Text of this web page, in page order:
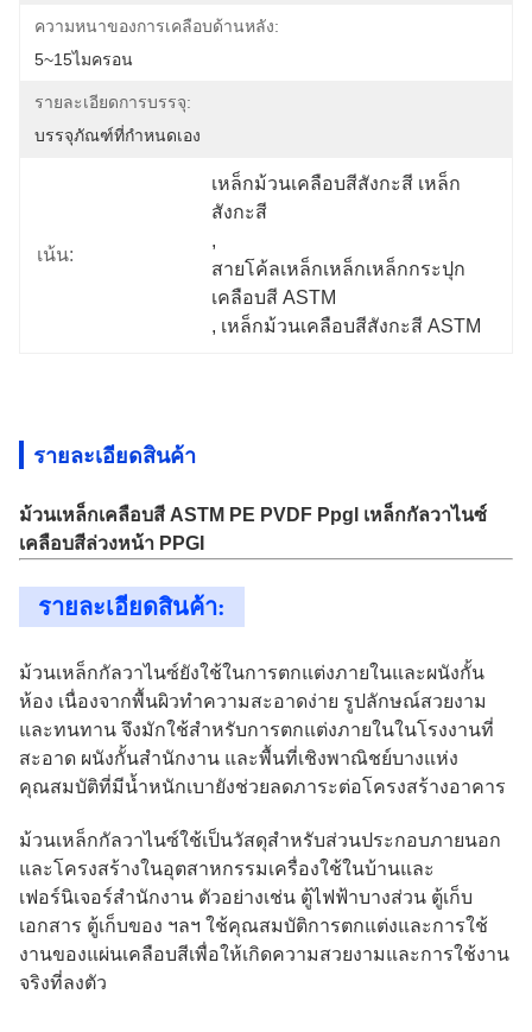
ความหนาของการเคลือบด้านหลัง:
5~15ไมครอน
รายละเอียดการบรรจุ:
บรรจุภัณฑ์ที่กำหนดเอง
เน้น:
เหล็กม้วนเคลือบสีสังกะสี เหล็ก
สังกะสี
,
สายโค้ลเหล็กเหล็กเหล็กกระปุก
เคลือบสี ASTM
, เหล็กม้วนเคลือบสีสังกะสี ASTM
รายละเอียดสินค้า
ม้วนเหล็กเคลือบสี ASTM PE PVDF Ppgl เหล็กกัลวาไนซ์
เคลือบสีล่วงหน้า PPGI
รายละเอียดสินค้า:
ม้วนเหล็กกัลวาไนซ์ยังใช้ในการตกแต่งภายในและผนังกั้น
ห้อง เนื่องจากพื้นผิวทำความสะอาดง่าย รูปลักษณ์สวยงาม
และทนทาน จึงมักใช้สำหรับการตกแต่งภายในในโรงงานที่
สะอาด ผนังกั้นสำนักงาน และพื้นที่เชิงพาณิชย์บางแห่ง
คุณสมบัติที่มีน้ำหนักเบายังช่วยลดภาระต่อโครงสร้างอาคาร
ม้วนเหล็กกัลวาไนซ์ใช้เป็นวัสดุสำหรับส่วนประกอบภายนอก
และโครงสร้างในอุตสาหกรรมเครื่องใช้ในบ้านและ
เฟอร์นิเจอร์สำนักงาน ตัวอย่างเช่น ตู้ไฟฟ้าบางส่วน ตู้เก็บ
เอกสาร ตู้เก็บของ ฯลฯ ใช้คุณสมบัติการตกแต่งและการใช้
งานของแผ่นเคลือบสีเพื่อให้เกิดความสวยงามและการใช้งาน
จริงที่ลงตัว